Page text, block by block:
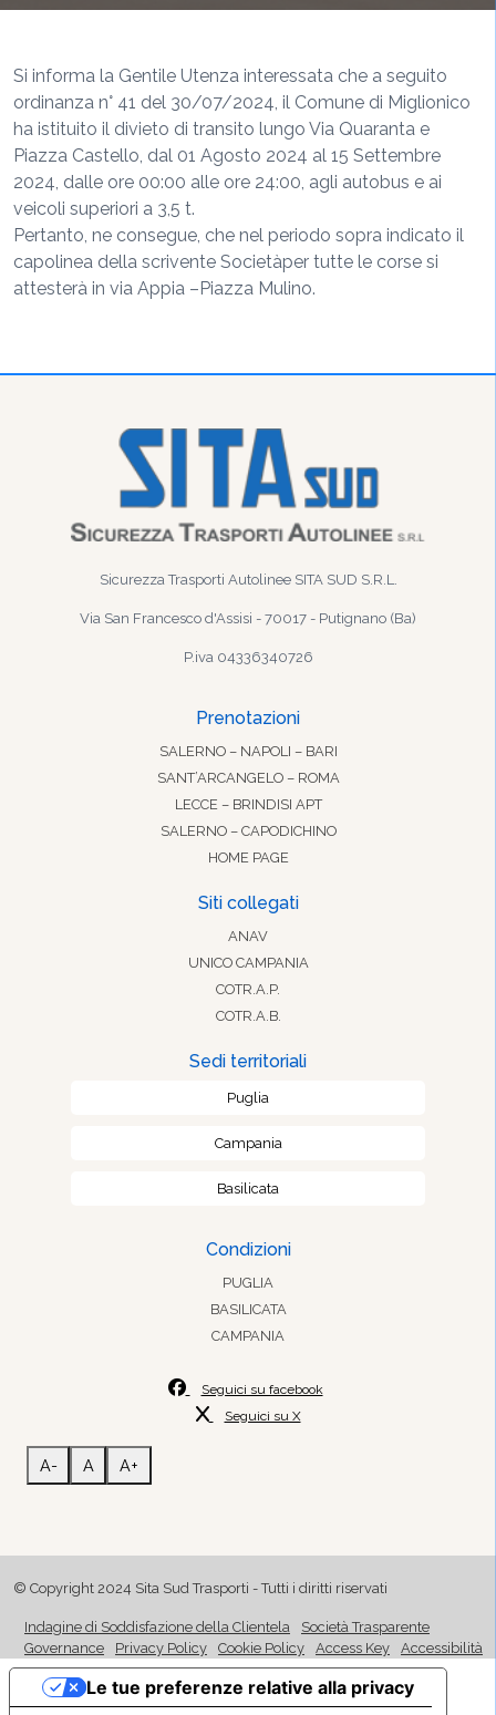
Si informa la Gentile Utenza interessata che a seguito
ordinanza n° 41 del 30/07/2024, il Comune di Miglionico
ha istituito il divieto di transito lungo Via Quaranta e
Piazza Castello, dal 01 Agosto 2024 al 15 Settembre
2024, dalle ore 00:00 alle ore 24:00, agli autobus e ai
veicoli superiori a 3,5 t.
Pertanto, ne consegue, che nel periodo sopra indicato il
capolinea della scrivente Societàper tutte le corse si
attesterà in via Appia –Piazza Mulino.
Sicurezza Trasporti Autolinee SITA SUD S.R.L.
Via San Francesco d'Assisi - 70017 - Putignano (Ba)
P.iva 04336340726
Prenotazioni
SALERNO – NAPOLI – BARI
SANT’ARCANGELO – ROMA
LECCE – BRINDISI APT
SALERNO – CAPODICHINO
HOME PAGE
Siti collegati
ANAV
UNICO CAMPANIA
COTR.A.P.
COTR.A.B.
Sedi territoriali
Puglia
Campania
Basilicata
Condizioni
PUGLIA
BASILICATA
CAMPANIA
Seguici su facebook
Seguici su X
A- A A+
© Copyright 2024 Sita Sud Trasporti - Tutti i diritti riservati
Indagine di Soddisfazione della Clientela
Società Trasparente
Governance
Privacy Policy Cookie Policy Access Key Accessibilità
Le tue preferenze relative alla privacy